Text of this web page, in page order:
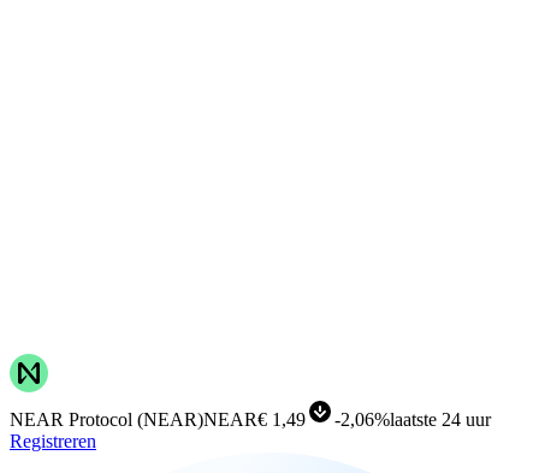
NEAR Protocol (NEAR)NEAR€ 1,49 -2,06%laatste 24 uur
Registreren